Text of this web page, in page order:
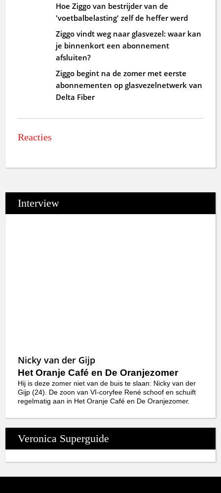
Hoe Ziggo van bestrijder van de
'voetbalbelasting' zelf de heffer werd
Ziggo vindt weg naar glasvezel: waar kan
je binnenkort een abonnement
afsluiten?
Ziggo begint na de zomer met eerste
abonnementen op glasvezelnetwerk van
Delta Fiber
Reacties
Interview
Nicky van der Gijp
Het Oranje Café en De Oranjezomer
Hij is deze zomer niet van de buis te slaan: Nicky van der
Gijp (24). De zoon van VI-coryfee René schoof en schuift
regelmatig aan in Het Oranje Café en De Oranjezomer.
Veronica Superguide